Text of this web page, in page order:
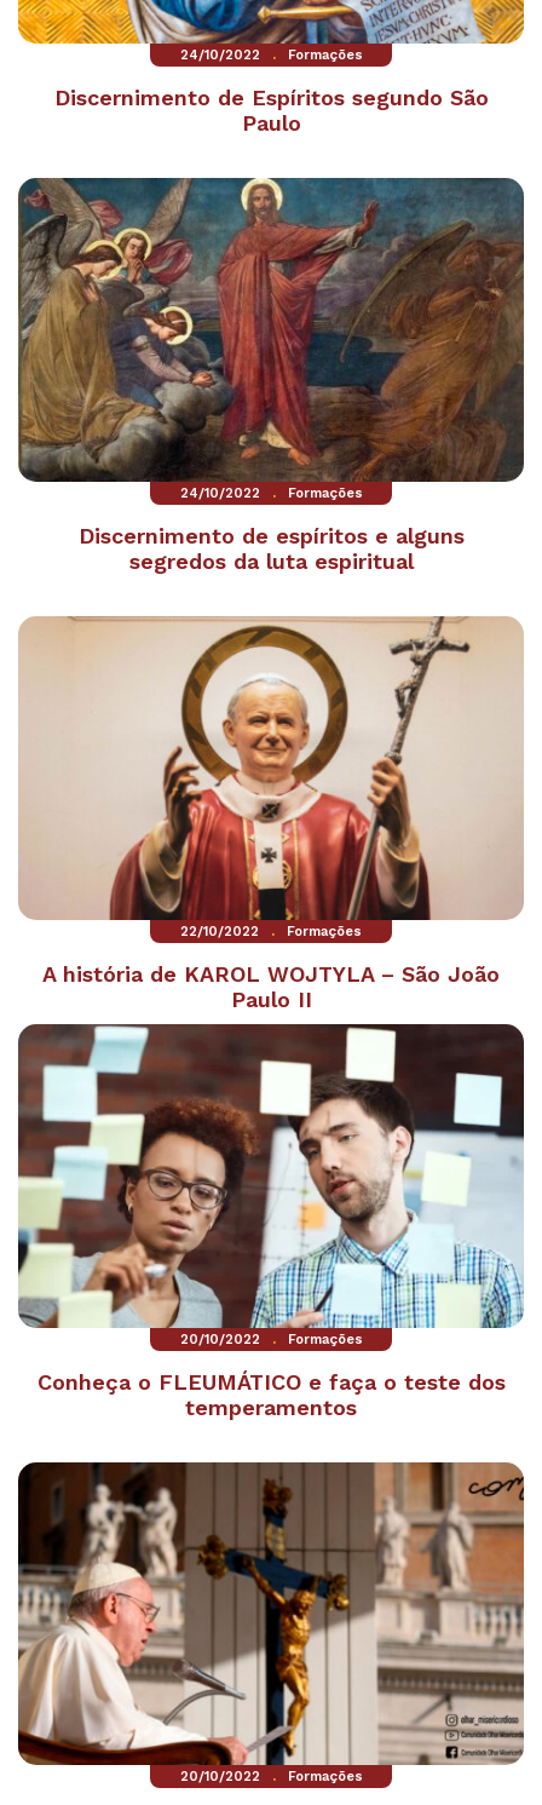
24/10/2022 . Formações
Discernimento de Espíritos segundo São
Paulo
24/10/2022 . Formações
Discernimento de espíritos e alguns
segredos da luta espiritual
22/10/2022 . Formações
A história de KAROL WOJTYLA – São João
Paulo II
20/10/2022 . Formações
Conheça o FLEUMÁTICO e faça o teste dos
temperamentos
20/10/2022 . Formações